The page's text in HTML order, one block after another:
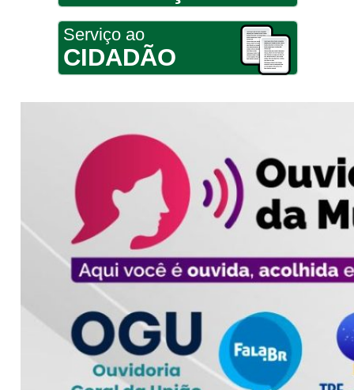
Serviço ao
CIDADÃO